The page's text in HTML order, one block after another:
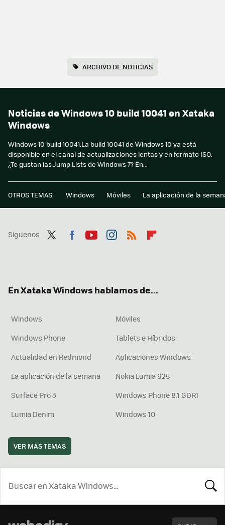
ARCHIVO DE NOTICIAS
Noticias de Windows 10 build 10041 en Xataka
Windows
Windows 10 build 10041:La build 10041 de Windows 10 ya está
disponible en el canal de actualizaciones lentas y en formato ISO.
¿Te gustan las Jump Lists de Windows 7? En...
OTROS TEMAS: Windows Móviles La aplicación de la
Síguenos
En Xataka Windows hablamos de...
Windows
Móviles
Windows Phone
Tablets e Híbridos
Actualidad en Redmond
Aplicaciones Windows
La aplicación de la semana
Nokia Lumia 925
Surface Pro 3
Windows Phone 8.1 GDR1
Lumia Denim
Windows 10
VER MÁS TEMAS